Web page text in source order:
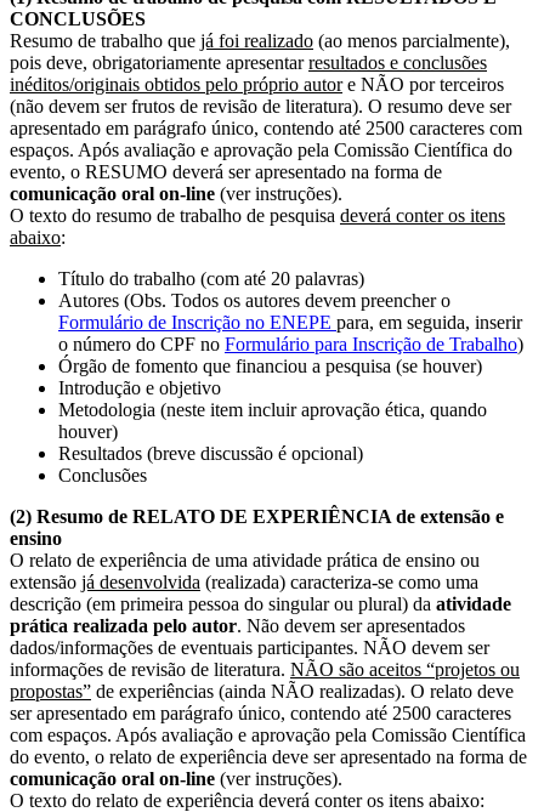
CONCLUSÕES
Resumo de trabalho que já foi realizado (ao menos parcialmente),
pois deve, obrigatoriamente apresentarresultados e conclusões
inéditos/originais obtidos pelo próprio autore NÃO por terceiros
(não devem ser frutos de revisão de literatura). O resumo deve ser
apresentado em parágrafo único, contendo até 2500 caracteres com
espaços. Após avaliação e aprovação pela Comissão Científica do
evento, o RESUMO deverá ser apresentado na forma de
comunicação oral on-line (ver instruções).
O texto do resumo de trabalho de pesquisa deverá conter os itens
abaixo:
Título do trabalho (com até 20 palavras)
Autores (Obs. Todos os autores devem preencher o
Formulário de Inscrição no ENEPE para, em seguida, inserir
o número do CPF no Formulário para Inscrição de Trabalho)
Órgão de fomento que financiou a pesquisa (se houver)
Introdução e objetivo
Metodologia (neste item incluir aprovação ética, quando
houver)
Resultados (breve discussão é opcional)
Conclusões
(2) Resumo de RELATO DE EXPERIÊNCIA de extensão e
ensino
O relato de experiência de uma atividade prática de ensino ou
extensão já desenvolvida (realizada) caracteriza-se como uma
descrição (em primeira pessoa do singular ou plural) da atividade
prática realizada pelo autor. Não devem ser apresentados
dados/informações de eventuais participantes. NÃO devem ser
informações de revisão de literatura. NÃO são aceitos “projetos ou
propostas” de experiências (ainda NÃO realizadas). O relato deve
ser apresentado em parágrafo único, contendo até 2500 caracteres
com espaços. Após avaliação e aprovação pela Comissão Científica
do evento, o relato de experiência deve ser apresentado na forma de
comunicação oral on-line (ver instruções).
O texto do relato de experiência deverá conter os itens abaixo: